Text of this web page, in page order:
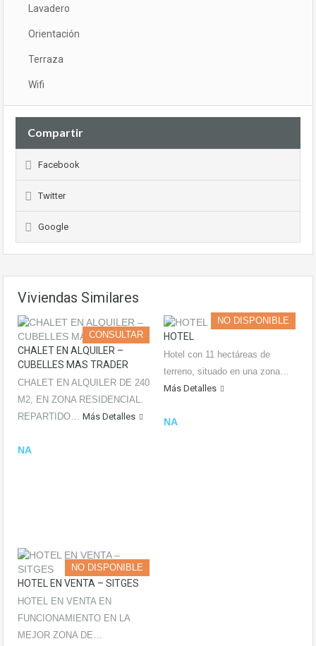
Lavadero
Orientación
Terraza
Wifi
Compartir
Facebook
Twitter
Google
Viviendas Similares
CONSULTAR
CHALET EN ALQUILER –
CUBELLES MAS TRADER
CHALET EN ALQUILER DE 240
M2, EN ZONA RESIDENCIAL.
REPARTIDO… Más Detalles
NA
NO DISPONIBLE
HOTEL
Hotel con 11 hectáreas de
terreno, situado en una zona…
Más Detalles
NA
NO DISPONIBLE
HOTEL EN VENTA – SITGES
HOTEL EN VENTA EN
FUNCIONAMIENTO EN LA
MEJOR ZONA DE…